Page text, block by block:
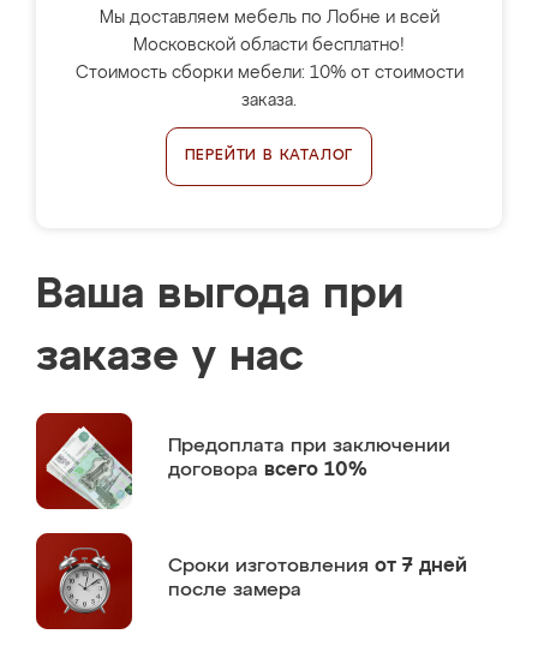
Мы доставляем мебель по Лобне и всей
Московской области бесплатно!
Стоимость сборки мебели: 10% от стоимости
заказа.
ПЕРЕЙТИ В КАТАЛОГ
Ваша выгода при
заказе у нас
Предоплата при заключении
договора всего 10%
Сроки изготовления от 7 дней
после замера